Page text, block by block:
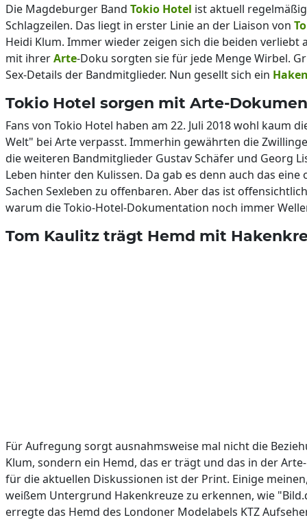
Die Magdeburger Band Tokio Hotel ist aktuell
Schlagzeilen. Das liegt in erster Linie an der Liaison von
Heidi Klum. Immer wieder zeigen sich die beiden verliebt
mit ihrerArte-Doku sorgten sie für jede Menge Wirbel.
Sex-Details der Bandmitglieder. Nun gesellt sich ein
Tokio Hotel sorgen mit Arte-
Fans von Tokio Hotel haben am 22. Juli 2018 wohl kaum
Welt" bei Arte verpasst. Immerhin gewährten die
die weiteren Bandmitglieder Gustav Schäfer und Georg
Leben hinter den Kulissen. Da gab es denn auch das
Sachen Sexleben zu offenbaren. Aber das ist
warum die Tokio-Hotel-Dokumentation noch immer
Tom Kaulitz trägt Hemd mit
Für Aufregung sorgt ausnahmsweise mal nicht die
Klum, sondern ein Hemd, das er trägt und das in der
für die aktuellen Diskussionen ist der Print. Einige
weißem Untergrund Hakenkreuze zu erkennen, wie
erregte das Hemd des Londoner Modelabels KTZ